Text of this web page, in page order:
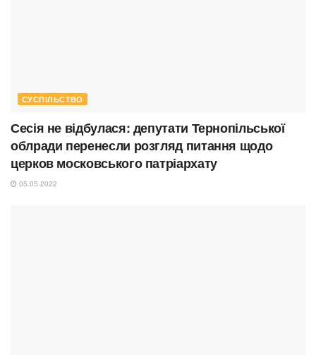
СУСПІЛЬСТВО
Сесія не відбулася: депутати Тернопільської
облради перенесли розгляд питання щодо
церков московського патріархату
05.05.2022